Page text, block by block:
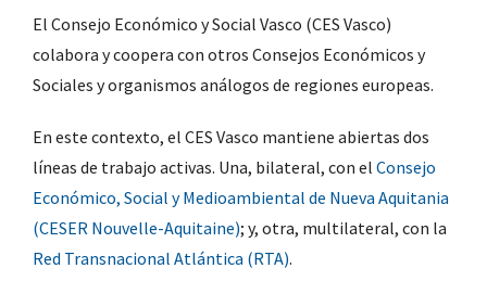
El Consejo Económico y Social Vasco (CES Vasco)
colabora y coopera con otros Consejos Económicos y
Sociales y organismos análogos de regiones europeas.
En este contexto, el CES Vasco mantiene abiertas dos
líneas de trabajo activas. Una, bilateral, con el Consejo
Económico, Social y Medioambiental de Nueva Aquitania
(CESER Nouvelle-Aquitaine); y, otra, multilateral, con la
Red Transnacional Atlántica (RTA).